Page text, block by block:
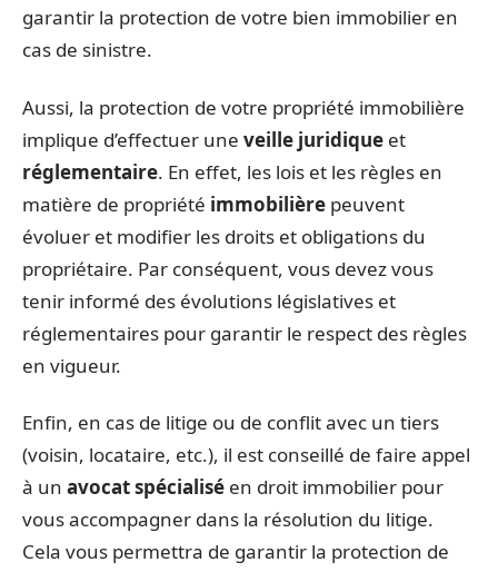
garantir la protection de votre bien immobilier en
cas de sinistre.
Aussi, la protection de votre propriété immobilière
implique d’effectuer une veille juridique et
réglementaire. En effet, les lois et les règles en
matière de propriété immobilière peuvent
évoluer et modifier les droits et obligations du
propriétaire. Par conséquent, vous devez vous
tenir informé des évolutions législatives et
réglementaires pour garantir le respect des règles
en vigueur.
Enfin, en cas de litige ou de conflit avec un tiers
(voisin, locataire, etc.), il est conseillé de faire appel
à un avocat spécialisé en droit immobilier pour
vous accompagner dans la résolution du litige.
Cela vous permettra de garantir la protection de